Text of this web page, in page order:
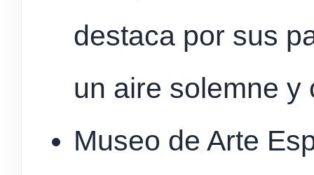
destaca por sus
un aire solemne y
Museo de Arte